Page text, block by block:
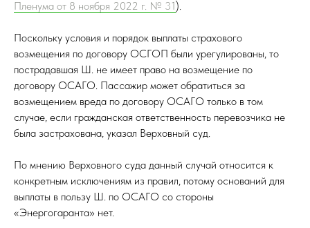
Пленума от 8 ноября 2022 г. № 31).
Поскольку условия и порядок выплаты страхового
возмещения по договору ОСГОП были урегулированы, то
пострадавшая Ш. не имеет право на возмещение по
договору ОСАГО. Пассажир может обратиться за
возмещением вреда по договору ОСАГО только в том
случае, если гражданская ответственность перевозчика не
была застрахована, указал Верховный суд.
По мнению Верховного суда данный случай относится к
конкретным исключениям из правил, потому оснований для
выплаты в пользу Ш. по ОСАГО со стороны
«Энергогаранта» нет.